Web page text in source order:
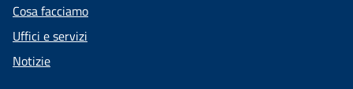
Cosa facciamo
Uffici e servizi
Notizie